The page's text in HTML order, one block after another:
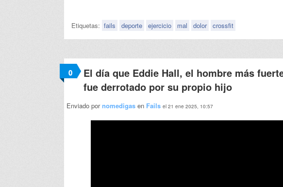
Etiquetas: fails deporte ejercicio mal dolor crossfit
0
El día que Eddie Hall, el hombre más
fue derrotado por su propio hijo
Enviado pornomedigas en Fails el 21 ene 2025, 10:57